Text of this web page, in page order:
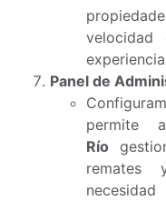
velocidad
Panel de
permite
Río
remates